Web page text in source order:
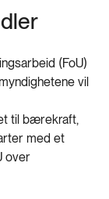
(FoU)
vil
til bærekraft,
med et
over